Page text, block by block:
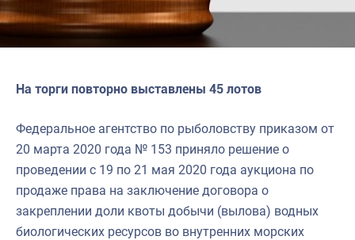
На торги повторно выставлены 45 лотов
Федеральное агентство по рыболовству приказом от
20 марта 2020 года № 153 приняло решение о
проведении с 19 по 21 мая 2020 года аукциона по
продаже права на заключение договора о
закреплении доли квоты добычи (вылова) водных
биологических ресурсов во внутренних морских